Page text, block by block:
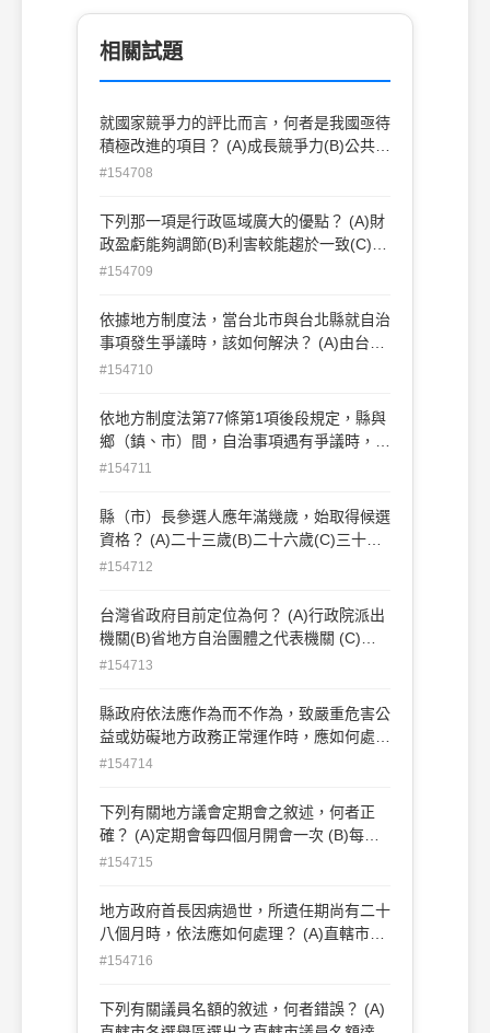
相關試題
就國家競爭力的評比而言，何者是我國亟待
積極改進的項目？ (A)成長競爭力(B)公共制
度(C)商業競爭力(D)總體經濟環境
#154708
下列那一項是行政區域廣大的優點？ (A)財
政盈虧能夠調節(B)利害較能趨於一致(C)較
能發揮團結力量(D)利於民權訓練
#154709
依據地方制度法，當台北市與台北縣就自治
事項發生爭議時，該如何解決？ (A)由台北
市議會與台北縣議會合組協議會解決(B)由
由行政院解決(D)由台北市長與台灣省主席
協商解決
#154710
依地方制度法第77條第1項後段規定，縣與
鄉（鎮、市）間，自治事項遇有爭議時，由
何機關會同中央各該主管機關解決之？ (A)
#154711
縣（市）長參選人應年滿幾歲，始取得候選
資格？ (A)二十三歲(B)二十六歲(C)三十歲
(D)三十五歲
#154712
台灣省政府目前定位為何？ (A)行政院派出
機關(B)省地方自治團體之代表機關 (C)直
轄市之監督機關(D)鄉鎮市之監督機關
#154713
縣政府依法應作為而不作為，致嚴重危害公
益或妨礙地方政務正常運作時，應如何處
理？ (A)停止縣長職務(B)解除縣長職務 (C)
調查糾正、糾舉或彈劾
#154714
下列有關地方議會定期會之敘述，何者正
確？ (A)定期會每四個月開會一次 (B)每次
會期包括例假日或停會在內，台北市議會不
在內，桃園縣議會不得超過30日 (D)每次會
期包括例假日或停會在內，魚池鄉民代表會
#154715
地方政府首長因病過世，所遺任期尚有二十
八個月時，依法應如何處理？ (A)直轄市市
長由行政院派員代理至該屆任期屆滿為止
期屆滿為止 (C)鄉（鎮、市）長由縣政府報
請內政部派員代理至該屆任期屆滿為止 (D)
#154716
下列有關議員名額的敘述，何者錯誤？ (A)